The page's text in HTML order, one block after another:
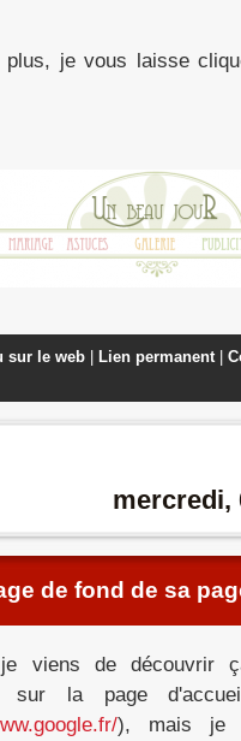
je vous laisse
sur le web Lien permanent
mercredi,
de fond de sa
viens de découvrir
sur la page
), mais je